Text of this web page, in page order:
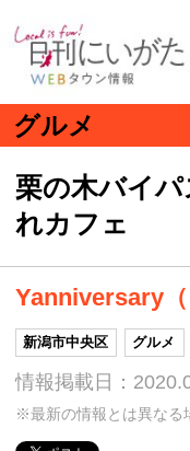
グルメ
栗の木バイ
れカフェ
Yanniversary（
新潟市中央区 グルメ
情報掲載日：
※最新の情報とは異なる